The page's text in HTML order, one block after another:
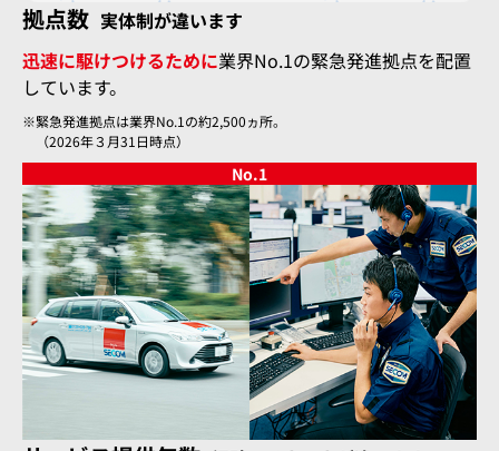
拠点数 実体制が違います
迅速に駆けつけるために業界No.1の緊急発進拠点を配置
しています。
緊急発進拠点は業界No.1の約2,500ヵ所。
（2026年３月31日時点）
No.1